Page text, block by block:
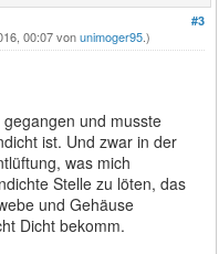
#3
00:07 vonunimoger95.)
und musste
ist. Und zwar in der
was mich
Stelle zu löten, das
und Gehäuse
Dicht bekomm.